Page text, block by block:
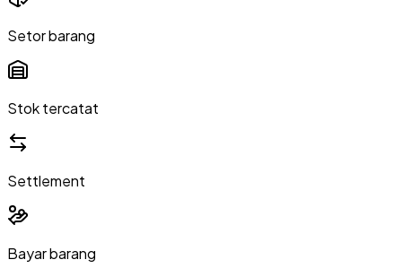
Setor barang
Stok tercatat
Settlement
Bayar barang